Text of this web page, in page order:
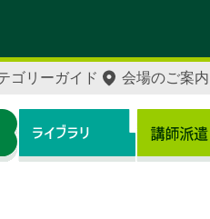
ゴリーガイド 会場のご案内